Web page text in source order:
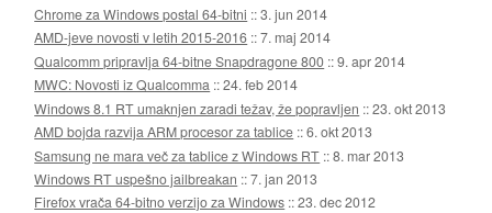
Chrome za Windows postal 64-bitni ::3. jun 2014
AMD-jeve novosti v letih 2015-2016 ::7. maj 2014
Qualcomm pripravlja 64-bitne Snapdragone 800 ::9. apr 2014
MWC: Novosti iz Qualcomma ::24. feb 2014
Windows 8.1 RT umaknjen zaradi težav, že popravljen ::23. okt 2013
AMD bojda razvija ARM procesor za tablice ::6. okt 2013
Samsung ne mara več za tablice z Windows RT ::8. mar 2013
Windows RT uspešno jailbreakan ::7. jan 2013
Firefox vrača 64-bitno verzijo za Windows ::23. dec 2012